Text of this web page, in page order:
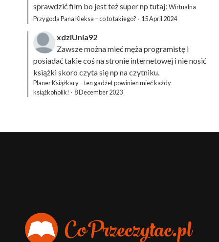
sprawdzić film bo jest też super np tutaj: Wirtualna
Przygoda Pana Kleksa – co to takiego? · 15 April 2024
xdziUnia92
Zawsze można mieć męża programistę i
posiadać takie coś na stronie internetowej i nie nosić
książki skoro czyta się np na czytniku.
Planer Książkary – ten gadżet powinien mieć każdy
książkoholik! · 8 December 2023